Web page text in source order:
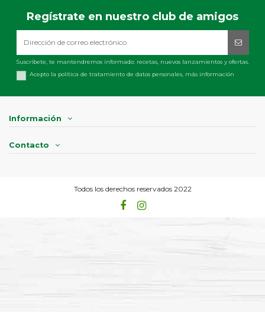
Regístrate en nuestro club de amigos
Suscríbete, te mantendremos informado: recetas, nuevos lanzamientos y ofertas.
Acepto la política de tratamiento de datos personales, más información
Información
Contacto
Todos los derechos reservados 2022